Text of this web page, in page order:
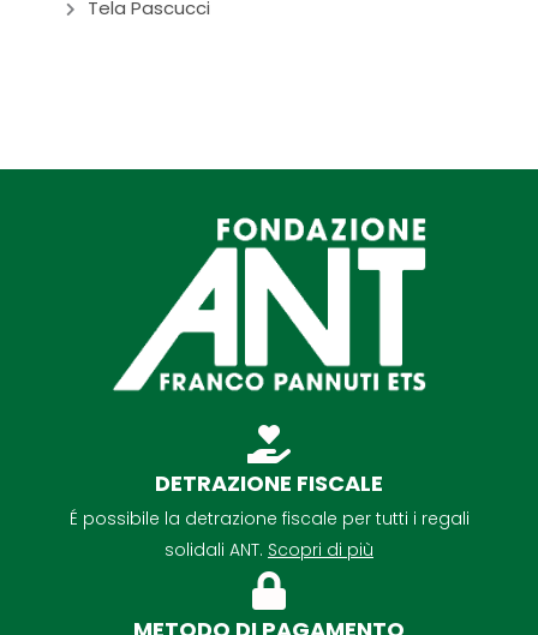
Tela Pascucci
DETRAZIONE FISCALE
É possibile la detrazione fiscale per tutti i regali
solidali ANT. Scopri di più